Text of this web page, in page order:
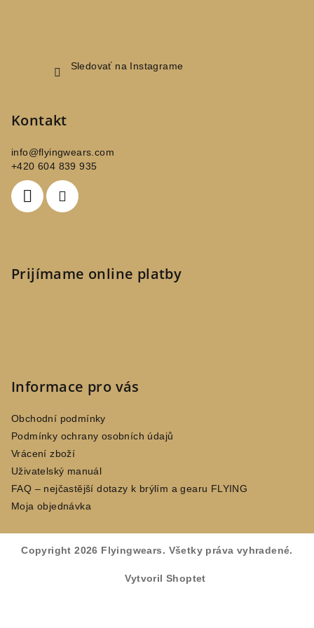
Sledovať na Instagrame
Kontakt
info@flyingwears.com
+420 604 839 935
Prijímame online platby
Informace pro vás
Obchodní podmínky
Podmínky ochrany osobních údajů
Vrácení zboží
Uživatelský manuál
FAQ – nejčastější dotazy k brýlím a gearu FLYING
Moja objednávka
Copyright 2026 Flyingwears. Všetky práva vyhradené.
Vytvoril Shoptet